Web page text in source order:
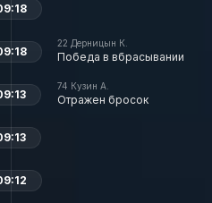
22 Дерницын К.
Победа в вбрасывании
74 Кузин А.
Отражен бросок